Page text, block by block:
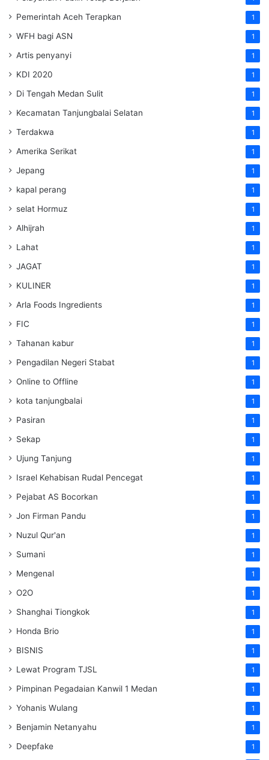
Pemerintah Aceh Terapkan 1
WFH bagi ASN 1
Artis penyanyi 1
KDI 2020 1
Di Tengah Medan Sulit 1
Kecamatan Tanjungbalai Selatan 1
Terdakwa 1
Amerika Serikat 1
Jepang 1
kapal perang 1
selat Hormuz 1
Alhijrah 1
Lahat 1
JAGAT 1
KULINER 1
Arla Foods Ingredients 1
FIC 1
Tahanan kabur 1
Pengadilan Negeri Stabat 1
Online to Offline 1
kota tanjungbalai 1
Pasiran 1
Sekap 1
Ujung Tanjung 1
Israel Kehabisan Rudal Pencegat 1
Pejabat AS Bocorkan 1
Jon Firman Pandu 1
Nuzul Qur'an 1
Sumani 1
Mengenal 1
O2O 1
Shanghai Tiongkok 1
Honda Brio 1
BISNIS 1
Lewat Program TJSL 1
Pimpinan Pegadaian Kanwil 1 Medan 1
Yohanis Wulang 1
Benjamin Netanyahu 1
Deepfake 1